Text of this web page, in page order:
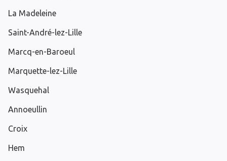
La Madeleine
Saint-André-lez-Lille
Marcq-en-Baroeul
Marquette-lez-Lille
Wasquehal
Annoeullin
Croix
Hem